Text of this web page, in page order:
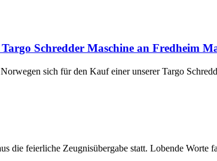
Schredder Maschine an Fredheim
sich für den Kauf einer unserer Targo
die feierliche Zeugnisübergabe statt. Lobende Worte